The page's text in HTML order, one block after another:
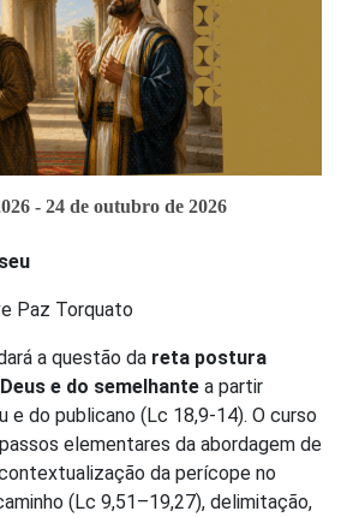
- 24 de outubro de 2026
Paz Torquato
a questão da reta postura
e do semelhante a partir
e do publicano (Lc 18,9-14). O curso
elementares da abordagem de
da perícope no
(Lc 9,51–19,27), delimitação,